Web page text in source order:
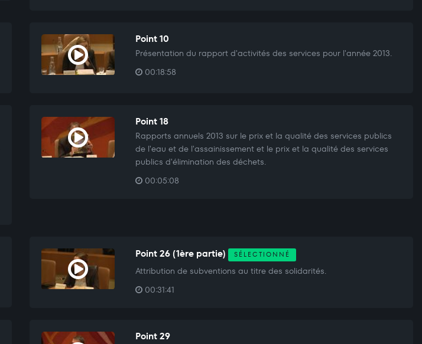
Point 10
Présentation du rapport d'activités des services pour l'année 2013.
00:18:58
Point 18
Rapports annuels 2013 sur le prix et la qualité des services publics
de l'eau et de l'assainissement et le prix et la qualité des services
publics d'élimination des déchets.
00:05:08
Point 26 (1ère partie) SÉLECTIONNÉ
Attribution de subventions au titre des solidarités.
00:31:41
Point 29